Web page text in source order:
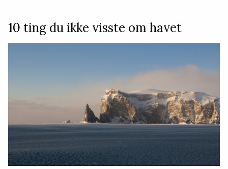
10 ting du ikke visste om havet